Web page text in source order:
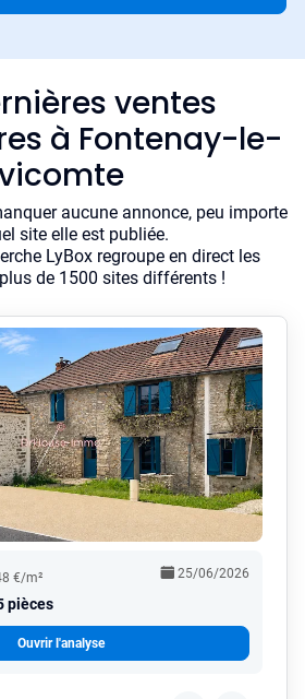
ventes
à Fontenay-le-
aucune annonce, peu importe
site elle est publiée.
LyBox regroupe en direct les
de 1500 sites différents !
€/m²
pièces
25/06/2026
Ouvrir l'analyse